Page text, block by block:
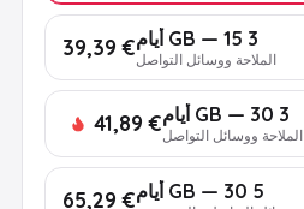
3 GB — 15 أيام
الملاحة ووسائل التواصل€ 39,39
3 GB — 30 أيام
الملاحة ووسائل التواصل€ 41,89
5 GB — 30 أيام € 65,29